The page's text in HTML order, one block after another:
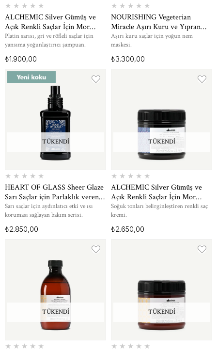
★ ★ ★ ★ ★
ALCHEMIC Silver Gümüş ve
Açık Renkli Saçlar İçin Mor
Pigmentli Renk Canlandırıcı
Şampuan 280 ml
Platin sarısı, gri ve röfleli saçlar için
yansıma yoğunlaştırıcı şampuan.
₺1.900,00
★ ★ ★ ★ ★
NOURISHING Vegeterian
Miracle Aşırı Kuru ve Yıpranmış
Saçlar İçin Yoğun Nemlendirici
Saç Maskesi 250 ml
Aşırı kuru saçlar için yoğun nem
maskesi.
₺3.300,00
TÜKENDI
★ ★ ★ ★ ★
HEART OF GLASS Sheer Glaze
Sarı Saçlar için Parlaklık veren
Isı Koruyucu Bakım Spreyi 150
ml
Sarı saçlar için aydınlatıcı etki ve ısı
koruması sağlayan bakım serisi.
₺2.850,00
TÜKENDI
★ ★ ★ ★ ★
ALCHEMIC Silver Gümüş ve
Açık Renkli Saçlar İçin Mor
Pigmentli Renk Canlandırıcı
Bakım Kremi 250 ml
Soğuk tonları belirginleştiren renkli saç
kremi.
₺2.650,00
TÜKENDI
★ ★ ★ ★ ★
TÜKENDI
★ ★ ★ ★ ★